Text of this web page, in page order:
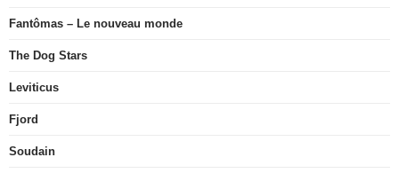
Fantômas – Le nouveau monde
The Dog Stars
Leviticus
Fjord
Soudain